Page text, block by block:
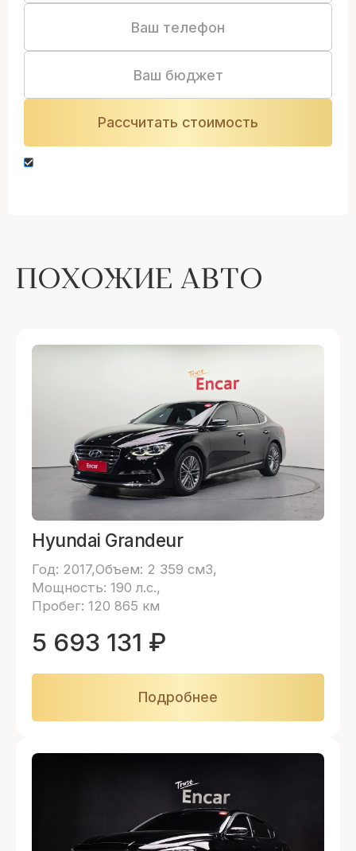
ПОХОЖИЕ АВТО
Hyundai Grandeur
Год: 2017 Объем: 2 359 см3
Мощность: 190 л.с.
Пробег: 120 865 км
5 693 131 ₽
Подробнее